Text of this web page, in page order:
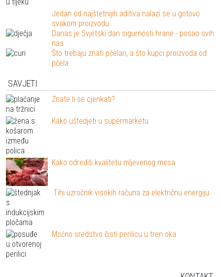
Jedan od najštetnijih aditiva nalazi se u gotovo
svakom proizvodu
Danas je Svjetski dan sigurnosti hrane - posao svih
nas
Što trebaju znati pčelari, a što kupci proizvoda od
pčela
SAVJETI
Znate li se cjenkati?
Kako uštedjeti u supermarketu
Kako odrediti kvalitetu mljevenog mesa
Tihi uzročnik visokih računa za električnu energiju
Moćno sredstvo čisti perilicu u tren oka